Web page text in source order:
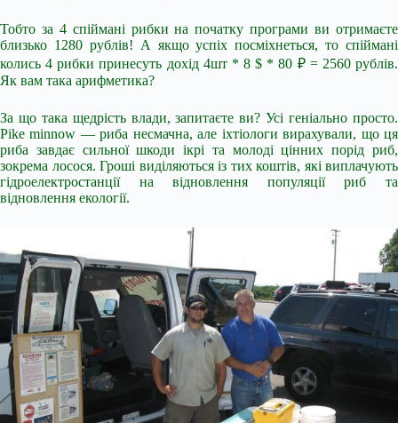
Тобто за 4 спіймані рибки на початку програми ви отримаєте
близько 1280 рублів! А якщо успіх посміхнеться, то спіймані
колись 4 рибки принесуть дохід 4шт * 8 $ * 80 ₽ = 2560 рублів.
Як вам така арифметика?
За що така щедрість влади, запитаєте ви? Усі геніально просто.
Pike minnow — риба несмачна, але іхтіологи вирахували, що ця
риба завдає сильної шкоди ікрі та молоді цінних порід риб,
зокрема лосося. Гроші виділяються із тих коштів, які виплачують
гідроелектростанції на відновлення популяції риб та
відновлення екології.